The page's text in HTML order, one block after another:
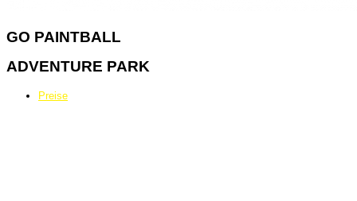
GO PAINTBALL
ADVENTURE PARK
Preise